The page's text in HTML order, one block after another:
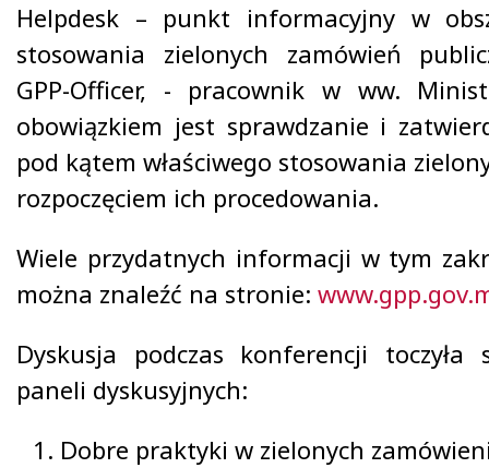
Helpdesk – punkt informacyjny w
stosowania zielonych zamówień
GPP-Officer, - pracownik w ww.
obowiązkiem jest sprawdzanie i
pod kątem właściwego stosowania
rozpoczęciem ich procedowania.
Wiele przydatnych informacji w tym
można znaleźć na stronie:
Dyskusja podczas konferencji
paneli dyskusyjnych:
Dobre praktyki w zielonych